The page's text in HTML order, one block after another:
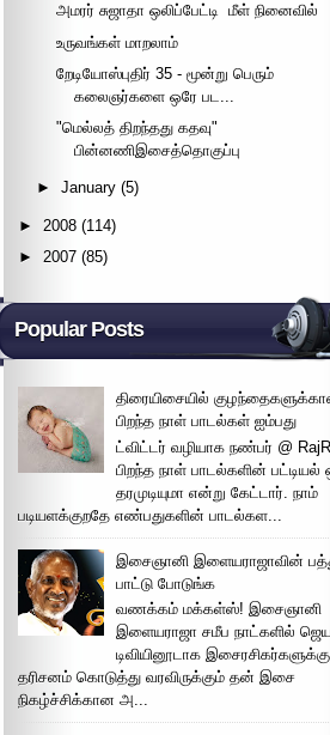
அமரர் சுஜாதா ஒலிப்பேட்டி ‍ மீள் நினைவில்
உருவங்கள் மாறலாம்
றேடியோஸ்புதிர் 35 - மூன்று பெரும்
கலைஞர்களை ஒரே பட...
"மெல்லத் திறந்தது கதவு"
பின்னணிஇசைத்தொகுப்பு
►January (5)
► 2008 (114)
► 2007 (85)
Popular Posts
திரையிசையில்
பிறந்த நாள் பாடல்கள் ஐம்பது
ட்விட்டர் வழியாக நண்பர் @
பிறந்த நாள் பாடல்களின் பட்டியல்
தரமுடியுமா என்று கேட்டார். நாம்
படியளக்குறதே எண்பதுகளின் பாடல்கள...
இசைஞானி இளையராஜாவின்
பாட்டு போடுங்க
வணக்கம் மக்கள்ஸ்! இசைஞானி
இளையராஜா சமீப நாட்களில்
டிவியினூடாக
தரிசனம் கொடுத்து வரவிருக்கும் தன் இசை
நிகழ்ச்சிக்கான அ...